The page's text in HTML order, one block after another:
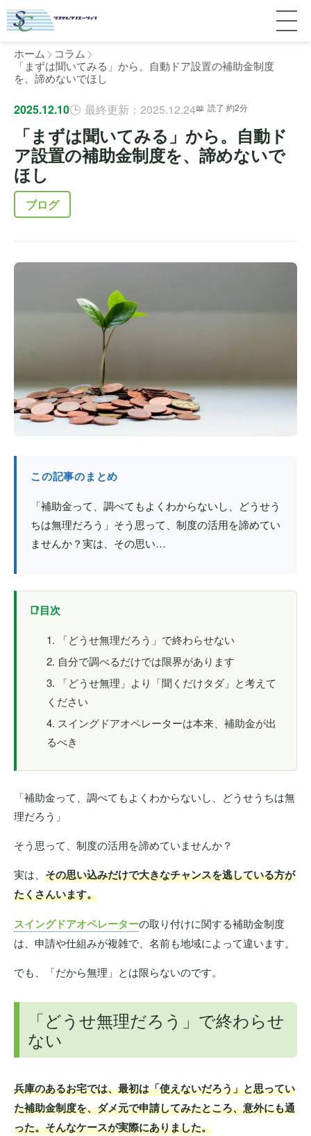
サービス紹介
料金
よくある質問
個人宅
マンション
介護・医療施設
ホテル
全国対応について
東京
栃木
群馬
施工事例
完全ガイド
製品比較
最新情報
個人のお客様へ
法人のお客様へ
ホーム
コラム
「まずは聞いてみる」から。自動ドア設置の補助金制度
を、諦めないでほし
2025.12.10 最終更新：2025.12.24 読了 約2分
「まずは聞いてみる」から。自動ド
ア設置の補助金制度を、諦めないで
ほし
ブログ
この記事のまとめ
「補助金って、調べてもよくわからないし、どうせう
ちは無理だろう」そう思って、制度の活用を諦めてい
ませんか？実は、その思い…
目次
「どうせ無理だろう」で終わらせない
自分で調べるだけでは限界があります
「どうせ無理」より「聞くだけタダ」と考えて
ください
スイングドアオペレーターは本来、補助金が出
るべき
「補助金って、調べてもよくわからないし、どうせうちは無
理だろう」
そう思って、制度の活用を諦めていませんか？
実は、 その思い込みだけで大きなチャンスを逃している方が
たくさんいます。
スイングドアオペレーターの取り付けに関する補助金制度
は、申請や仕組みが複雑で、名前も地域によって違います。
でも、「だから無理」とは限らないのです。
「どうせ無理だろう」で終わらせ
ない
兵庫のあるお宅では、最初は「使えないだろう」と思ってい
た補助金制度を、ダメ元で申請してみたところ、意外にも通
った。そんなケースが実際にありました。